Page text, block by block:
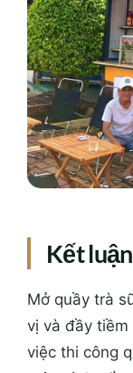
Kết luận
Mở quầy trà
vị và đầy tiềm
việc thi công